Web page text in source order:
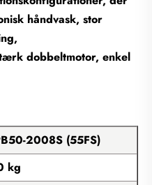
håndvask, stor
dobbeltmotor, enkel
2008S (55FS)
kg